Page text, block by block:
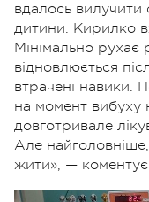
вдалось вилучити
дитини. Кирилко
Мінімально
відновлюється
втрачені навики.
на момент
довготривале
Але
жити», —